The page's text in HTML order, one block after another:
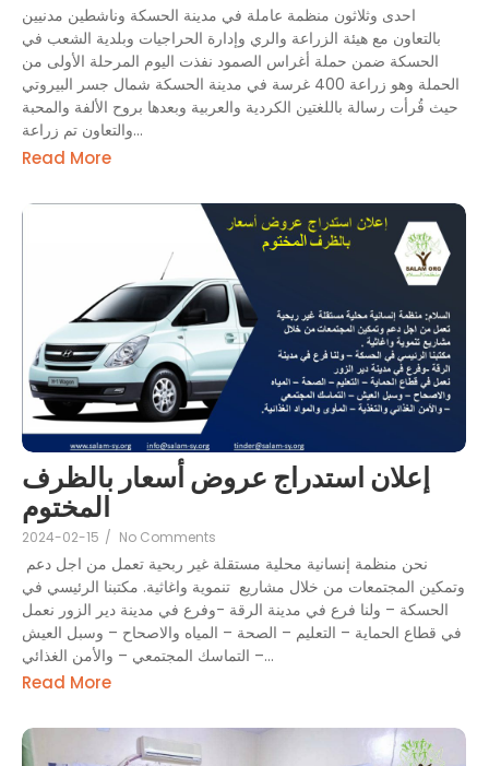
احدى وثلاثون منظمة عاملة في مدينة الحسكة وناشطين مدنيين
بالتعاون مع هيئة الزراعة والري وإدارة الحراجيات وبلدية الشعب في
الحسكة ضمن حملة أغراس الصمود نفذت اليوم المرحلة الأولى من
الحملة وهو زراعة 400 غرسة في مدينة الحسكة شمال جسر البيروتي
حيث قُرأت رسالة باللغتين الكردية والعربية وبعدها بروح الألفة والمحبة
والتعاون تم زراعة...
Read More
إعلان استدراج عروض أسعار بالظرف
المختوم
2024-02-15 / No Comments
وتمكين المجتمعات من خلال مشاريع تنموية واغاثية. مكتبنا الرئيسي في
الحسكة – ولنا فرع في مدينة الرقة -وفرع في مدينة دير الزور نعمل
في قطاع الحماية – التعليم – الصحة – المياه والاصحاح – وسبل العيش
– التماسك المجتمعي – والأمن الغذائي...
Read More